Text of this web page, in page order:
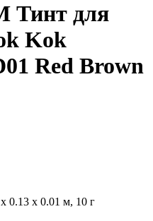
Тинт для
Kok
Red Brown
0.13 x 0.01 м, 10 г